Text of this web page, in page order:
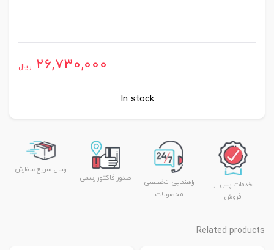
26,730,000 ریال
In stock
خدمات پس از
فروش
راهنمایی تخصصی
محصولات
صدور فاکتور رسمی
ارسال سریع سفارش
Related products